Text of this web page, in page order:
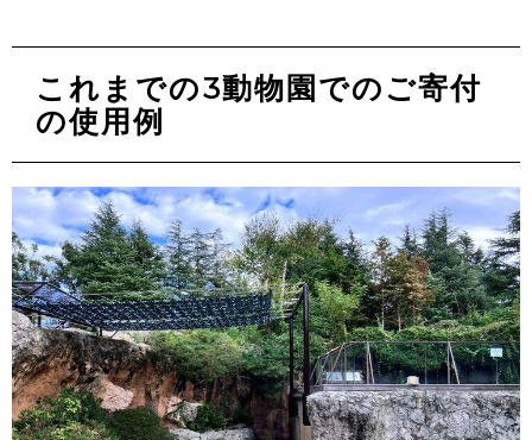
これまでの3動物園でのご寄付
の使用例